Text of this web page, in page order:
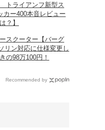
ス】
トライアンフ新型ス
カー400本音レビュー
？】
スクーター【バーグ
リン対応に仕様変更し
の98万100円！
Recommended by